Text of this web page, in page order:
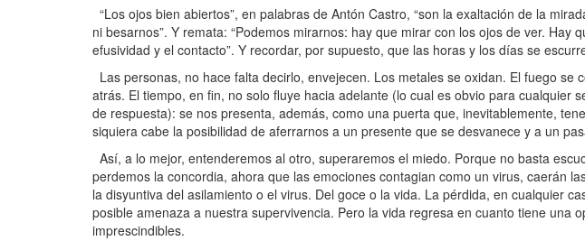
“Los ojos bien abiertos”, en palabras de Antón Castro, “son la exaltación de la
ni besarnos”. Y remata: “Podemos mirarnos: hay que mirar con los ojos de ver.
efusividad y el contacto”. Y recordar, por supuesto, que las horas y los días se
Las personas, no hace falta decirlo, envejecen. Los metales se oxidan. El fuego
atrás. El tiempo, en fin, no solo fluye hacia adelante (lo cual es obvio para cualquier
de respuesta): se nos presenta, además, como una puerta que, inevitablemente,
siquiera cabe la posibilidad de aferrarnos a un presente que se desvanece y a un
Así, a lo mejor, entenderemos al otro, superaremos el miedo. Porque no basta
perdemos la concordia, ahora que las emociones contagian como un virus, caerán
la disyuntiva del asilamiento o el virus. Del goce o la vida. La pérdida, en cualquier
posible amenaza a nuestra supervivencia. Pero la vida regresa en cuanto tiene una
imprescindibles.